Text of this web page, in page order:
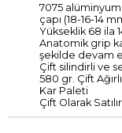
7075
çapı (18-16-14
Yükseklik 68 ila
Anatomik grip
şekilde devam
Çift silindirli ve
580 gr. Çift
Kar Paleti
Çift Olarak Satılır.